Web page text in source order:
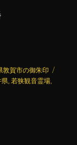
敦賀市の御朱印
県 ,若狭観音霊場